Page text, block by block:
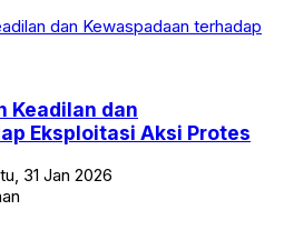
Keadilan dan
Eksploitasi Aksi Protes
31 Jan 2026